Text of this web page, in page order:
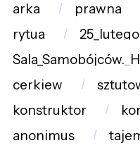
arka
prawna
rytua
25_lutego
cerkiew
konstruktor
anonimus